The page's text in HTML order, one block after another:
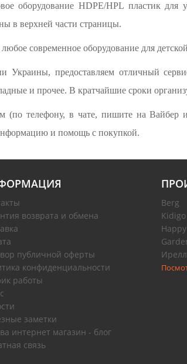
оборудование HDPE/HPL пластик
в верхней части страницы.
современное оборудование для
предоставляем отличный
и прочее. В кратчайшие сроки
телефону, в чате, пишите на Вайбер
и помощь с покупкой.
возврата и обмена
публичной оферты
конфиденциальности
работы
заметки
интернет магазин - блог
связь
Berg
Kidigo